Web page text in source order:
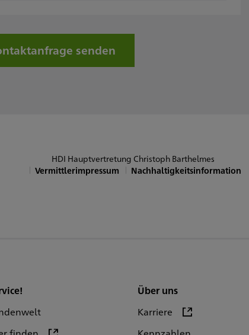
senden
HDI Hauptvertretung Christoph Barthelmes
Vermittlerimpressum
Nachhaltigkeitsinformation
Über uns
Karriere